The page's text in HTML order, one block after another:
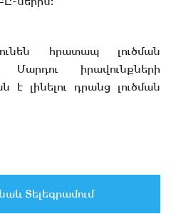
հրատապ լուծման
Մարդու իրավունքների
լինելու դրանց լուծման
Տելեգրամում